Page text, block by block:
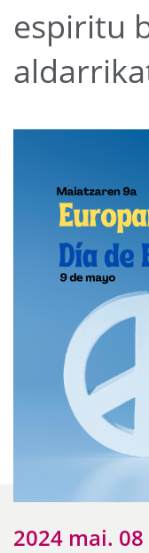
espiritu
2024 mai. 08